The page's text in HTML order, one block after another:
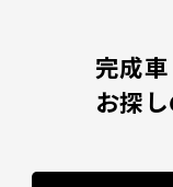
完成
お探